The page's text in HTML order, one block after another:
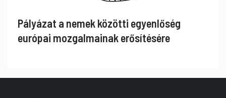
Pályázat a nemek közötti egyenlőség
európai mozgalmainak erősítésére